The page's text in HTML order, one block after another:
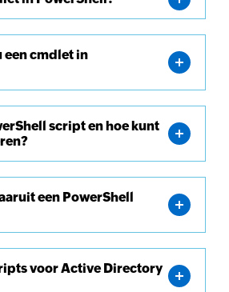
een cmdlet in
script en hoe kunt
een PowerShell
voor Active Directory